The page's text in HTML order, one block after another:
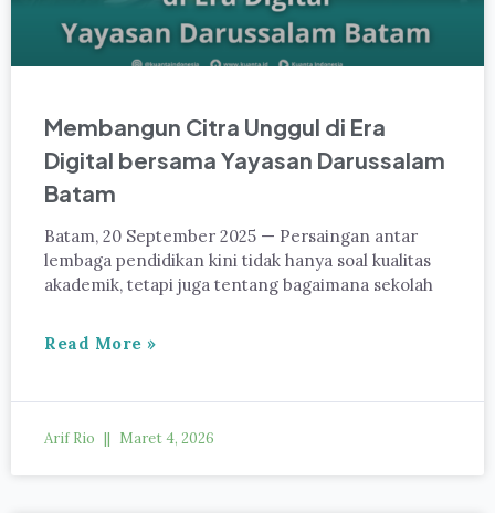
Membangun Citra Unggul di Era
Digital bersama Yayasan Darussalam
Batam
Batam, 20 September 2025 — Persaingan antar
lembaga pendidikan kini tidak hanya soal kualitas
akademik, tetapi juga tentang bagaimana sekolah
Read More »
Arif Rio Maret 4, 2026